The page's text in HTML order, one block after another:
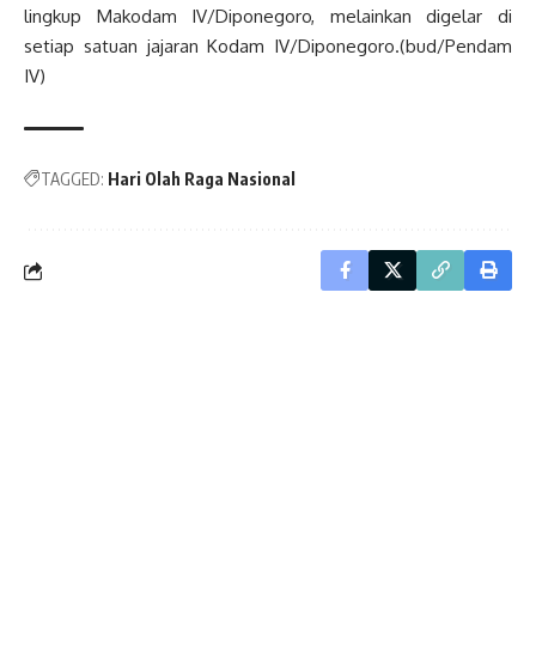
lingkup Makodam IV/Diponegoro, melainkan digelar di
setiap satuan jajaran Kodam IV/Diponegoro.(bud/Pendam
IV)
TAGGED: Hari Olah Raga Nasional